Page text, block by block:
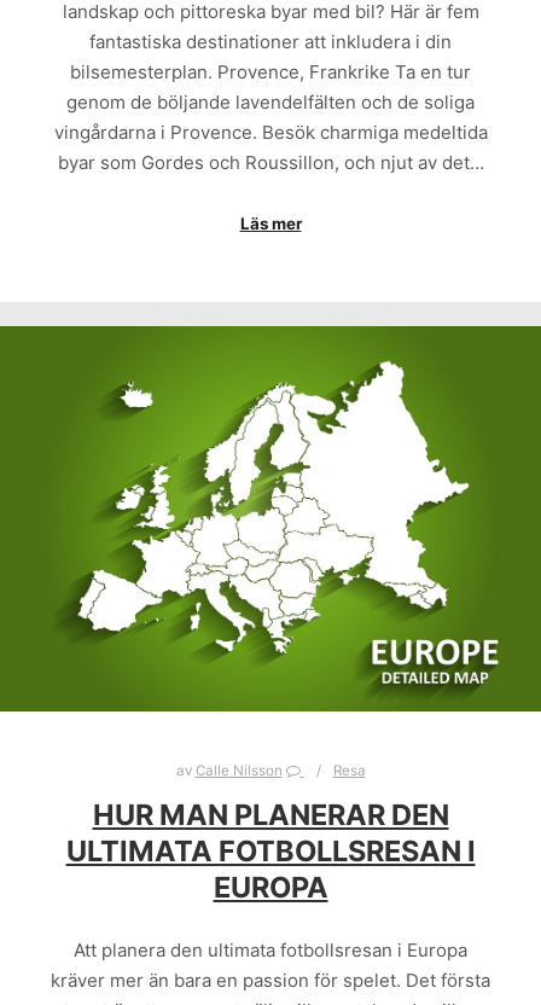
landskap och pittoreska byar med bil? Här är fem
fantastiska destinationer att inkludera i din
bilsemesterplan. Provence, Frankrike Ta en tur
genom de böljande lavendelfälten och de soliga
vingårdarna i Provence. Besök charmiga medeltida
byar som Gordes och Roussillon, och njut av det…
Läs mer
av Calle Nilsson Resa
HUR MAN PLANERAR DEN
ULTIMATA FOTBOLLSRESAN I
EUROPA
Att planera den ultimata fotbollsresan i Europa
kräver mer än bara en passion för spelet. Det första